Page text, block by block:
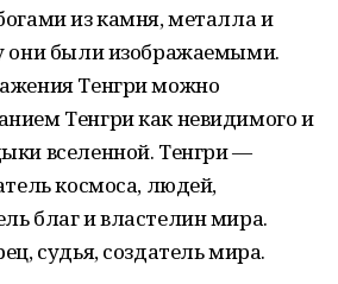
из камня, металла и
они были изображаемыми.
Тенгри можно
Тенгри как невидимого и
вселенной. Тенгри —
космоса, людей,
благ и властелин мира.
судья, создатель мира.